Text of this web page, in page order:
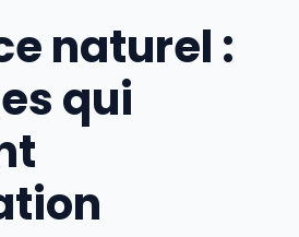
naturel :
qui